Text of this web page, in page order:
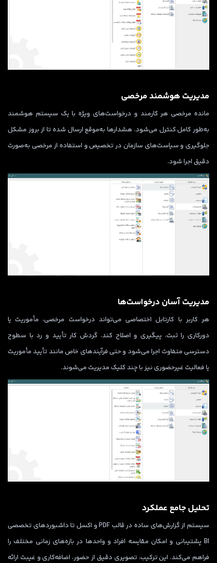
مدیریت هوشمند مرخصی
مانده مرخصی هر کارمند و درخواست‌های ویژه با یک سیستم هوشمند
به‌طور کامل کنترل می‌شود. هشدارها به‌موقع ارسال شده تا از بروز مشکل
جلوگیری و سیاست‌های سازمان در تخصیص و استفاده از مرخصی به‌صورت
دقیق اجرا شود.
مدیریت آسان درخواست‌ها
هر کاربر با کارتابل اختصاصی می‌تواند درخواست مرخصی، مأموریت یا
دورکاری را ثبت، پیگیری و اصلاح کند. گردش کار تأیید و رد با سطوح
دسترسی متفاوت اجرا می‌شود و حتی فرآیندهای خاص مانند تأیید مأموریت
یا فعالیت غیرحضوری نیز با چند کلیک مدیریت می‌شوند.
تحلیل جامع عملکرد
سیستم از گزارش‌های ساده در قالب PDF و اکسل تا داشبوردهای تخصصی
BI پشتیبانی و امکان مقایسه افراد و واحدها در بازه‌های زمانی مختلف را
فراهم می‌کند. این ترکیب، تصویری دقیق از حضور، اضافه‌کاری و غیبت ارائه